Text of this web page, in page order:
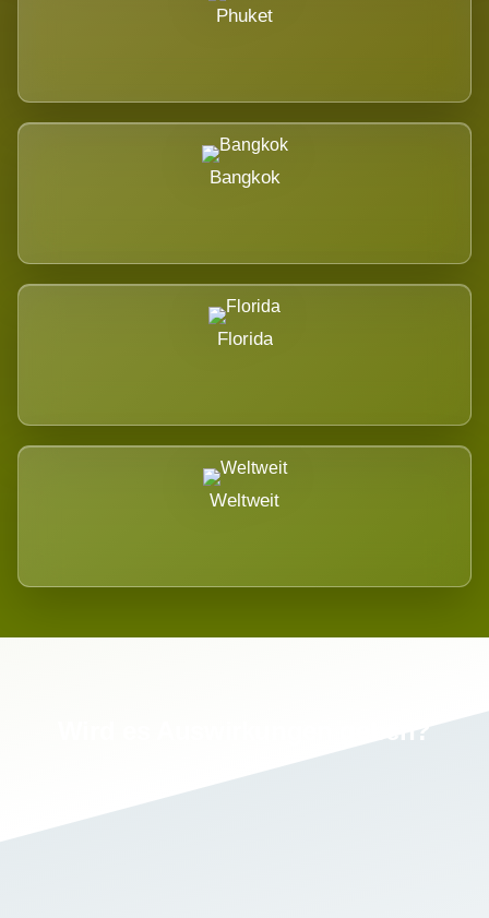
Phuket
Bangkok
Florida
Weltweit
Wird es Auswirkungen geben?